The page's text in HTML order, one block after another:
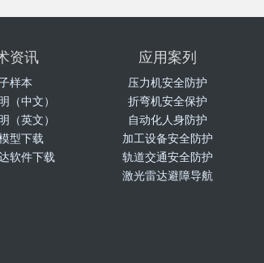
资讯
样本
（中文）
（英文）
型下载
软件下载
应用案列
压力机安全防护
折弯机安全保护
自动化人身防护
加工设备安全防护
轨道交通安全防护
激光雷达避障导航